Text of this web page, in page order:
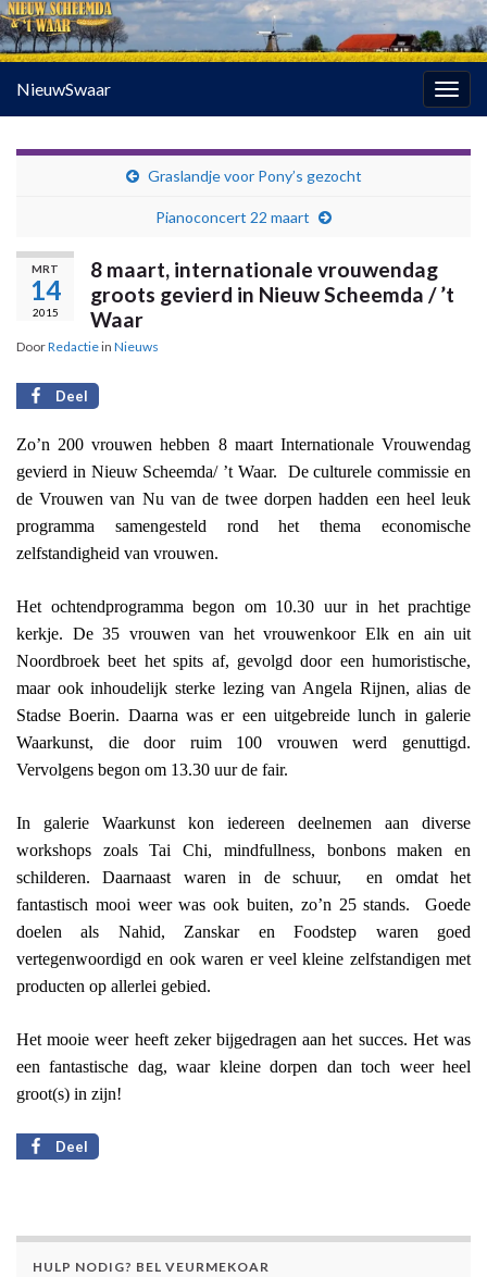
NieuwSwaar
Graslandje voor Pony’s gezocht
Pianoconcert 22 maart
MRT
14
2015
8 maart, internationale vrouwendag
groots gevierd in Nieuw Scheemda / ’t
Waar
DoorRedactiein Nieuws
Deel
Zo’n 200 vrouwen hebben 8 maart Internationale Vrouwendag
gevierd in Nieuw Scheemda/ ’t Waar.
De culturele commissie en
de Vrouwen van Nu van de twee dorpen hadden een heel leuk
programma samengesteld rond het thema economische
zelfstandigheid van vrouwen.
Het ochtendprogramma begon om 10.30 uur in het prachtige
kerkje. De 35 vrouwen van het vrouwenkoor Elk en ain uit
Noordbroek beet het spits af, gevolgd door een humoristische,
maar ook inhoudelijk sterke lezing van Angela Rijnen, alias de
Stadse Boerin. Daarna was er een uitgebreide lunch in galerie
Waarkunst, die door ruim 100 vrouwen werd genuttigd.
Vervolgens begon om 13.30 uur de fair.
In galerie Waarkunst kon iedereen deelnemen aan diverse
workshops zoals Tai Chi, mindfullness, bonbons maken en
schilderen. Daarnaast waren in de schuur,
en omdat het
fantastisch mooi weer was ook buiten, zo’n 25 stands.
Goede
doelen als Nahid, Zanskar en Foodstep waren goed
vertegenwoordigd en ook waren er veel kleine zelfstandigen met
producten op allerlei gebied.
Het mooie weer heeft zeker bijgedragen aan het succes. Het was
een fantastische dag, waar kleine dorpen dan toch weer heel
groot(s) in zijn!
Deel
HULP NODIG? BEL VEURMEKOAR